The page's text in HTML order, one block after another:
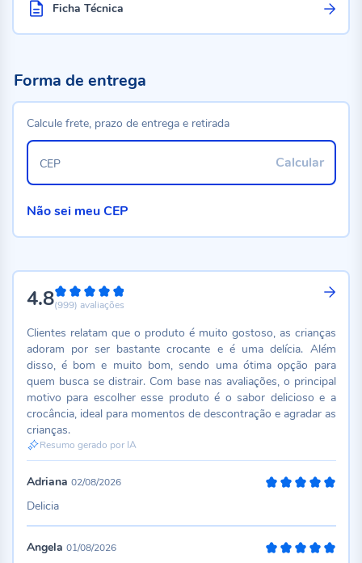
Ficha Técnica
4.896%
(999) avaliações
Clientes relatam que o produto é muito gostoso, as crianças
adoram por ser bastante crocante e é uma delícia. Além
disso, é bom e muito bom, sendo uma ótima opção para
quem busca se distrair. Com base nas avaliações, o principal
motivo para escolher esse produto é o sabor delicioso e a
crocância, ideal para momentos de descontração e agradar as
crianças.
Resumo gerado por IA
Adriana 02/08/2026
Delicia
Angela 01/08/2026
Forma de entrega
Calcule frete, prazo de entrega e retirada
Calcular
CEP
Não sei meu CEP